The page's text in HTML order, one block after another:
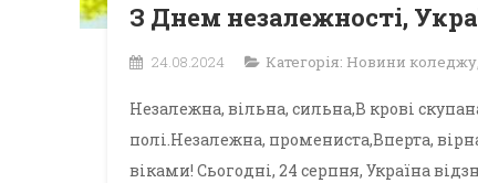
З Днем незалежності,
24.08.2024 Категорія: Новини коледжу
Незалежна, вільна, сильна,В крові
полі.Незалежна, промениста,Вперта,
віками! Сьогодні, 24 серпня, Україна